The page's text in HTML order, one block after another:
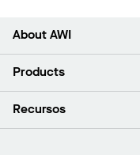
About AWI
Acerca de nosotros
Sala de prensa
Sustentabilidad
Products
Plafones
Recursos